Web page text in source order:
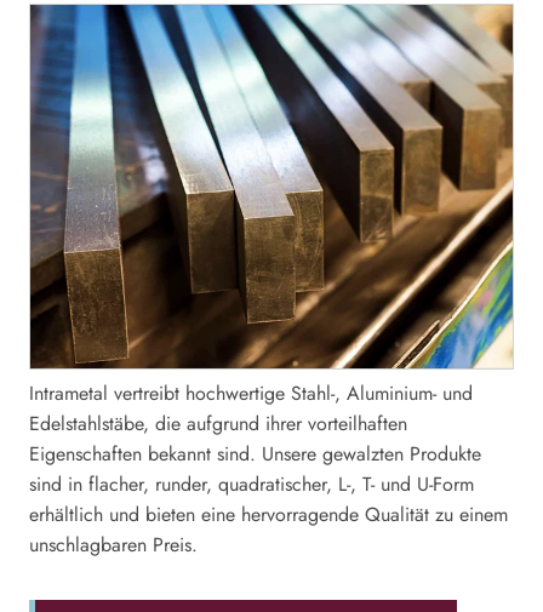
Intrametal vertreibt hochwertige Stahl-, Aluminium- und
Edelstahlstäbe, die aufgrund ihrer vorteilhaften
Eigenschaften bekannt sind. Unsere gewalzten Produkte
sind in flacher, runder, quadratischer, L-, T- und U-Form
erhältlich und bieten eine hervorragende Qualität zu einem
unschlagbaren Preis.